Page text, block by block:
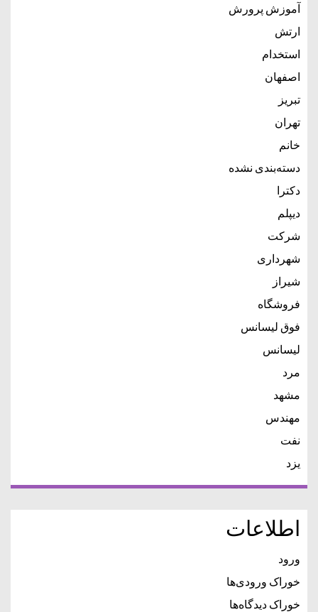
آموزش پرورش
ارتش
استخدام
اصفهان
تبریز
تهران
خانم
دسته‌بندی نشده
دکترا
دیپلم
شرکت
شهرداری
شیراز
فروشگاه
فوق لیسانس
لیسانس
مرد
مشهد
مهندس
نفت
یزد
اطلاعات
ورود
خوراک ورودی‌ها
خوراک دیدگاه‌ها